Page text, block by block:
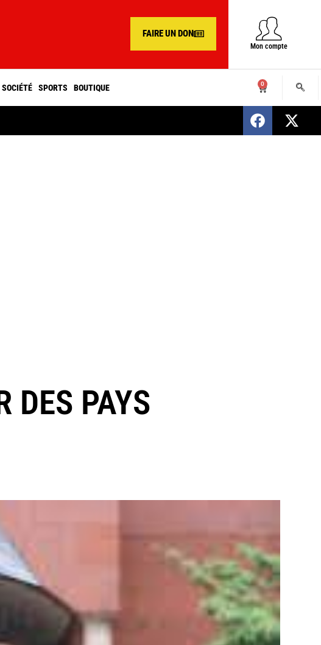
FAIRE UN DON
Mon compte
SOCIÉTÉ SPORTS BOUTIQUE 0
SENEGAL : Nomination d’un nouveau
DES PAYS